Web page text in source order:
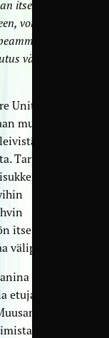
itse. Kun on
voi
Silloin
välitöntä”
Unitedin
muun
hot
Tarjolla on
itse
välipalaa.
seuran
pääsee